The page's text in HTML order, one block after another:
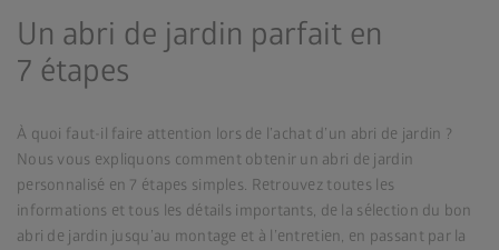
Un abri de jardin parfait en
7 étapes
À quoi faut-il faire attention lors de l’achat d’un abri de jardin ?
Nous vous expliquons comment obtenir un abri de jardin
personnalisé en 7 étapes simples. Retrouvez toutes les
informations et tous les détails importants, de la sélection du bon
abri de jardin jusqu’au montage et à l’entretien, en passant par la